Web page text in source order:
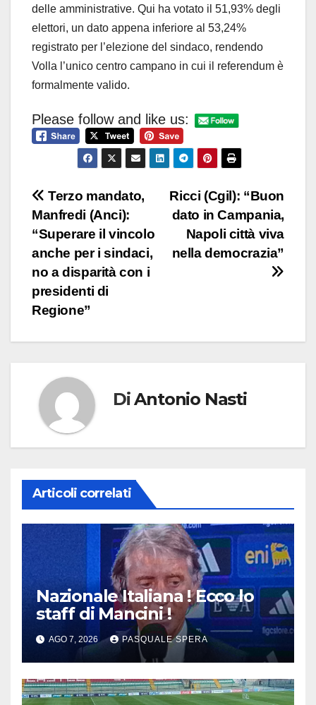
delle amministrative. Qui ha votato il 51,93% degli
elettori, un dato appena inferiore al 53,24%
registrato per l’elezione del sindaco, rendendo
Volla l’unico centro campano in cui il referendum è
formalmente valido.
Please follow and like us:
Navigazione
articoli
Ricci (Cgil): “Buon
dato in Campania,
Napoli città viva
nella democrazia”
Terzo mandato,
Manfredi (Anci):
“Superare il vincolo
anche per i sindaci,
no a disparità con i
presidenti di
Regione”
DiAntonio Nasti
Articoli correlati
Nazionale Italiana ! Ecco lo
staff di Mancini !
AGO 7, 2026 PASQUALE SPERA